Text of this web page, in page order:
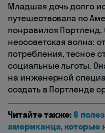
Младшая дочь долго
путешествовала по
понравился
неосоветская волна:
потребления, тесное
социальные льготы.
на инженерной
создать в Портленде
Читайте также: 6
американца, которые